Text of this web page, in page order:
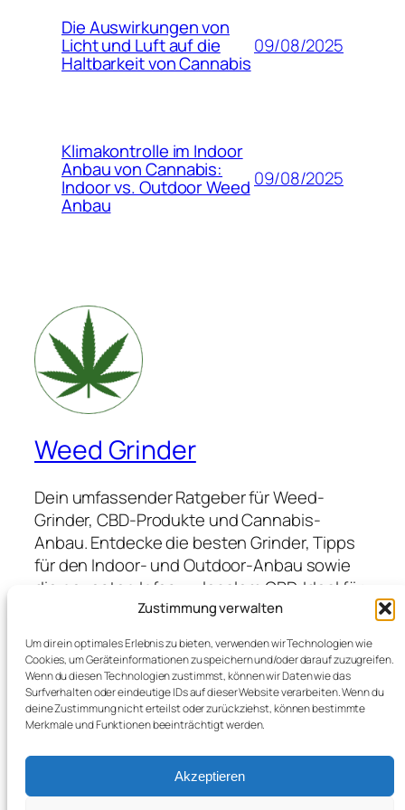
Zustimmung verwalten
Um dir ein optimales Erlebnis zu bieten, verwenden wir Technologien wie
Cookies, um Geräteinformationen zu speichern und/oder darauf zuzugreifen.
Wenn du diesen Technologien zustimmst, können wir Daten wie das
Surfverhalten oder eindeutige IDs auf dieser Website verarbeiten. Wenn du
deine Zustimmung nicht erteilst oder zurückziehst, können bestimmte
Merkmale und Funktionen beeinträchtigt werden.
Akzeptieren
Die Auswirkungen von
Licht und Luft auf die
Haltbarkeit von Cannabis
09/08/2025
Klimakontrolle im Indoor
Anbau von Cannabis:
Indoor vs. Outdoor Weed
Anbau
09/08/2025
Weed Grinder
Dein umfassender Ratgeber für Weed-
Grinder, CBD-Produkte und Cannabis-
Anbau. Entdecke die besten Grinder, Tipps
für den Indoor- und Outdoor-Anbau sowie
die neuesten Infos zu legalem CBD. Ideal für
Anfänger und Profis, die hochwertige
profitieren möchten.
Blog
Veranstaltungen